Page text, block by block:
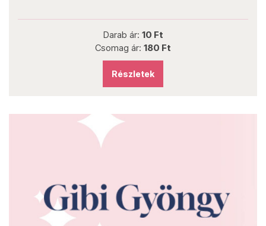
Darab ár: 10 Ft
Csomag ár: 180 Ft
Részletek